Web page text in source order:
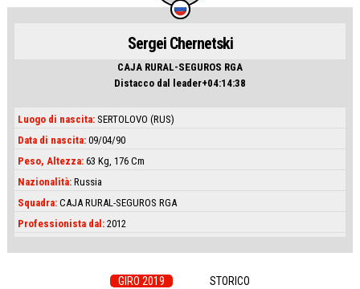
Sergei Chernetski
CAJA RURAL-SEGUROS RGA
Distacco dal leader+04:14:38
Luogo di nascita:SERTOLOVO (RUS)
Data di nascita:09/04/90
Peso, Altezza:63 Kg, 176 Cm
Nazionalità:Russia
Squadra:CAJA RURAL-SEGUROS RGA
Professionista dal:2012
GIRO 2019 STORICO